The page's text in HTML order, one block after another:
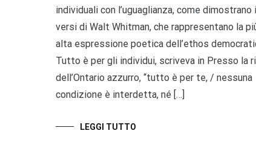
individuali con l’uguaglianza, come dimostrano i
versi di Walt Whitman, che rappresentano la
alta espressione poetica dell’ethos
Tutto è per gli individui, scriveva in Presso la
dell’Ontario azzurro, “tutto è per te, / nessuna
condizione è interdetta, né […]
LEGGI TUTTO